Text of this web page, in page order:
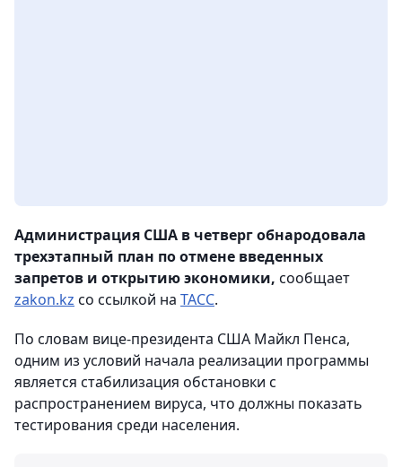
Администрация США в четверг обнародовала
трехэтапный план по отмене введенных
запретов и открытию экономики, сообщает
zakon.kz со ссылкой на ТАСС.
По словам вице-президента США Майкл Пенса,
одним из условий начала реализации программы
является стабилизация обстановки с
распространением вируса, что должны показать
тестирования среди населения.